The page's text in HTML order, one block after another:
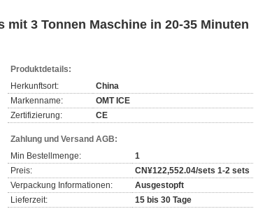
3 Tonnen Maschine in 20-35 Minuten
Produktdetails:
Herkunftsort:
China
Markenname:
OMT ICE
Zertifizierung:
CE
Zahlung und Versand AGB:
Min Bestellmenge:
1
Preis:
CN¥122,552.04/sets 1-2 sets
Verpackung Informationen:
Ausgestopft
Lieferzeit:
15 bis 30 Tage